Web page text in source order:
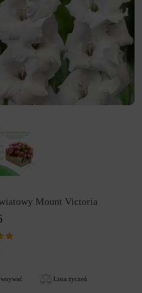
Mount Victoria
Lista życzeń